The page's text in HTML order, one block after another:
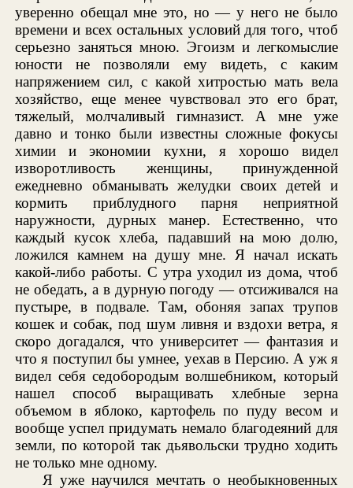
уверенно обещал мне это, но — у него не было
времени и всех остальных условий для того, чтоб
серьезно заняться мною. Эгоизм и легкомыслие
юности не позволяли ему видеть, с каким
напряжением сил, с какой хитростью мать вела
хозяйство, еще менее чувствовал это его брат,
тяжелый, молчаливый гимназист. А мне уже
давно и тонко были известны сложные фокусы
химии и экономии кухни, я хорошо видел
изворотливость женщины, принужденной
ежедневно обманывать желудки своих детей и
кормить приблудного парня неприятной
наружности, дурных манер. Естественно, что
каждый кусок хлеба, падавший на мою долю,
ложился камнем на душу мне. Я начал искать
какой-либо работы. С утра уходил из дома, чтоб
не обедать, а в дурную погоду — отсиживался на
пустыре, в подвале. Там, обоняя запах трупов
кошек и собак, под шум ливня и вздохи ветра, я
скоро догадался, что университет — фантазия и
что я поступил бы умнее, уехав в Персию. А уж я
видел себя седобородым волшебником, который
нашел способ выращивать хлебные зерна
объемом в яблоко, картофель по пуду весом и
вообще успел придумать немало благодеяний для
земли, по которой так дьявольски трудно ходить
не только мне одному.
Я уже научился мечтать о необыкновенных